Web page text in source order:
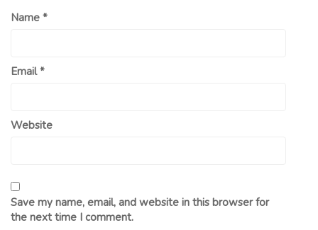
Name *
Email*
Website
Save my name, email, and website in this browser for
the next time I comment.